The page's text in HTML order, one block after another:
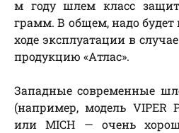
м году шлем класс
грамм. В общем, надо
ходе эксплуатации в
продукцию «Атлас».
Западные современные
(например, модель VIPER
или MICH — очень